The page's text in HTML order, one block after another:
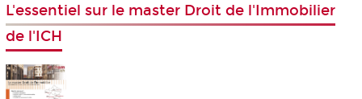
L'essentiel sur le master Droit de l'Immobilier
de l'ICH